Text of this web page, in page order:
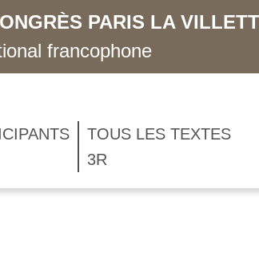
PARIS LA
francophone
TOUS LES TEXTES
3R